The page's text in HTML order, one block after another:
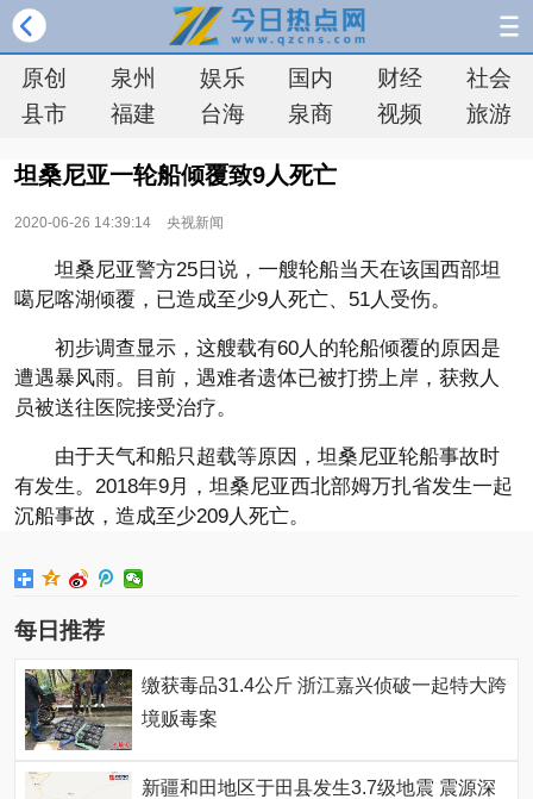
原创 泉州 娱乐 国内 财经
社会
县市
福建 台海 泉商 视频 旅游
坦桑尼亚一轮船倾覆致9人死亡
2020-06-26 14:39:14 央视新闻
坦桑尼亚警方25日说，一艘轮船当天在该国西部坦
噶尼喀湖倾覆，已造成至少9人死亡、51人受伤。
初步调查显示，这艘载有60人的轮船倾覆的原因是
遭遇暴风雨。目前，遇难者遗体已被打捞上岸，获救人
员被送往医院接受治疗。
由于天气和船只超载等原因，坦桑尼亚轮船事故时
有发生。2018年9月，坦桑尼亚西北部姆万扎省发生一起
沉船事故，造成至少209人死亡。
每日推荐
缴获毒品31.4公斤 浙江嘉兴侦破一起特大跨
境贩毒案
新疆和田地区于田县发生3.7级地震 震源深